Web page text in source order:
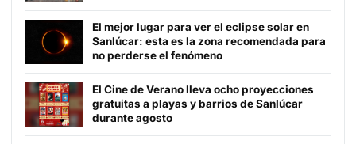
El mejor lugar para ver el eclipse solar en
Sanlúcar: esta es la zona recomendada para
no perderse el fenómeno
El Cine de Verano lleva ocho proyecciones
gratuitas a playas y barrios de Sanlúcar
durante agosto